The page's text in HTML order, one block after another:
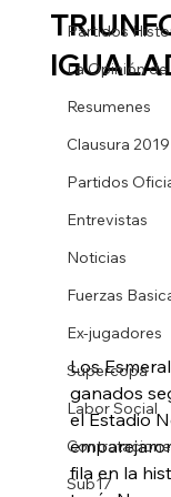
Partidos
La Opinión
Resumenes
Clausura 2019
Partidos
Entrevistas
Noticias
Fuerzas
Ex-jugadores
Supercopa
Labor Social
Sub17
Los
ganados
el Estadio
fila en la